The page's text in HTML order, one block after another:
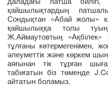
қайшылықтардың
Сондықтан «Абай жолы»
қайшылыққа толы
Ж.Аймаутовтың
тұлғаны көтермегенімен,
әлеуметтік және көркем
аяғынан тік тұрған
табиғатын біз төменде
айтатын боламыз.